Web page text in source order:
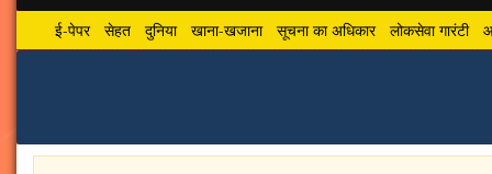
ई-पेपर सेहत दुनिया खाना-खजाना सूचना का अधिकार लोकसेवा गारंटी